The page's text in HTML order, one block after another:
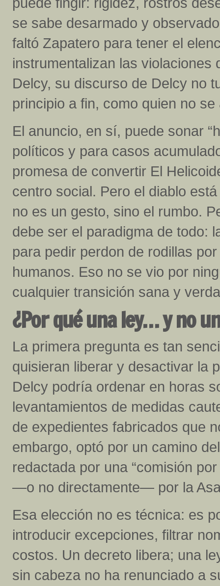
se sabe desarmado y
faltó Zapatero para tener el
instrumentalizan las
Delcy, su discurso de Delcy no
principio a fin, como quien no
El anuncio, en sí, puede sonar
políticos y para casos
promesa de convertir El
centro social. Pero el diablo
no es un gesto, sino el rumbo.
debe ser el paradigma de todo:
para pedir perdon de rodillas
humanos. Eso no se vio por
cualquier transición sana y
¿Por qué una ley… y no
La primera pregunta es tan
quisieran liberar y desactivar la
Delcy podría ordenar en horas
levantamientos de medidas
de expedientes fabricados que
embargo, optó por un camino
redactada por una “comisión
—o no directamente— por la
Esa elección no es técnica: es
introducir excepciones, filtrar
costos. Un decreto libera; una
sin cabeza no ha renunciado a